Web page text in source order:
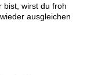
bist, wirst du froh
ausgleichen